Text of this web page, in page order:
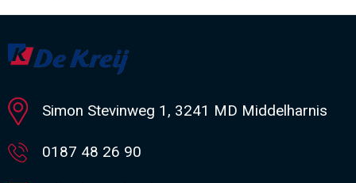
Minimale afname: 1
Simon Stevinweg 1, 3241 MD Middelharnis
0187 48 26 90